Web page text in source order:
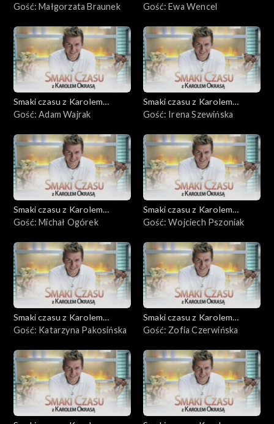
Okrasą
Gość: Małgorzata Braunek
Okrasą
Gość: Ewa Wencel
Smaki czasu z Karolem
Okrasą
Gość: Adam Wajrak
Smaki czasu z Karolem
Okrasą
Gość: Irena Szewińska
Smaki czasu z Karolem
Okrasą
Gość: Michał Ogórek
Smaki czasu z Karolem
Okrasą
Gość: Wojciech Pszoniak
Smaki czasu z Karolem
Okrasą
Gość: Katarzyna Pakosińska
Smaki czasu z Karolem
Okrasą
Gość: Zofia Czerwińska